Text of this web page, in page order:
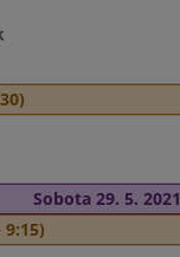
Sobota 29. 5. 2021